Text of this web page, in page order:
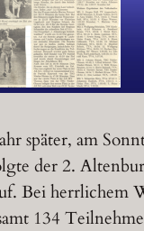
später, am
der 2.
Bei herrlichem
134